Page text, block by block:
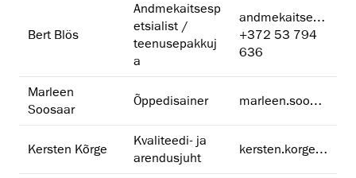
Bert Blös
Andmekaitsesp
etsialist /
teenusepakkuj
a
andmekaitse@artun.ee
+372 53 794
636
Marleen
Soosaar
Õppedisainer marleen.soosaar@artun.ee
Kersten Kõrge
Kvaliteedi- ja
arendusjuht
kersten.korge@artun.ee